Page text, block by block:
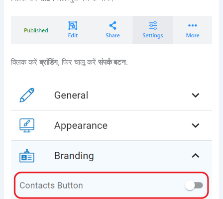
क्लिक करेंब्रांडिंग, फिर चालू करेंसंपर्क बटन.